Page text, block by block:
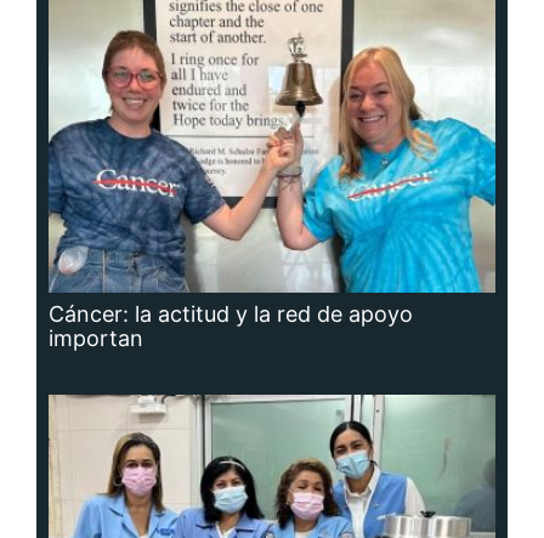
Cáncer: la actitud y la red de apoyo
importan